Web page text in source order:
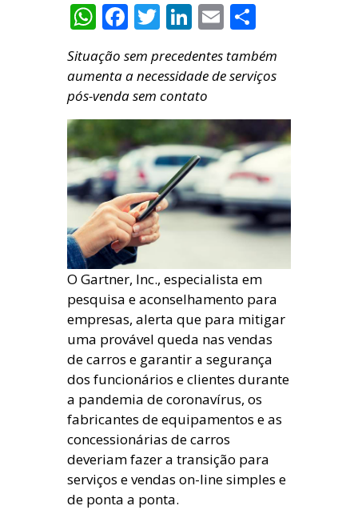
WhatsApp
Facebook
Twitter
LinkedIn
Email
Situação sem precedentes também
aumenta a necessidade de serviços
pós-venda sem contato
O Gartner, Inc., especialista em
pesquisa e aconselhamento para
empresas, alerta que para mitigar
uma provável queda nas vendas
de carros e garantir a segurança
dos funcionários e clientes durante
a pandemia de coronavírus, os
fabricantes de equipamentos e as
concessionárias de carros
deveriam fazer a transição para
serviços e vendas on-line simples e
de ponta a ponta.